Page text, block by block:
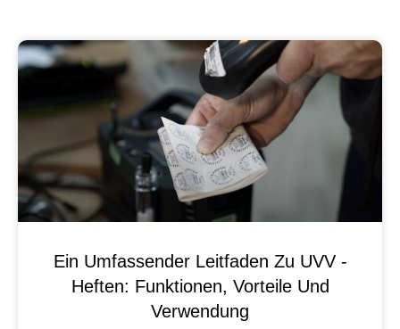
Ein Umfassender Leitfaden Zu UVV -
Heften: Funktionen, Vorteile Und
Verwendung